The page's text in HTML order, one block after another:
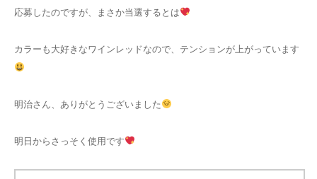
応募したのですが、まさか当選するとは
カラーも大好きなワインレッドなので、テンションが上がっています
明治さん、ありがとうございました
明日からさっそく使用です